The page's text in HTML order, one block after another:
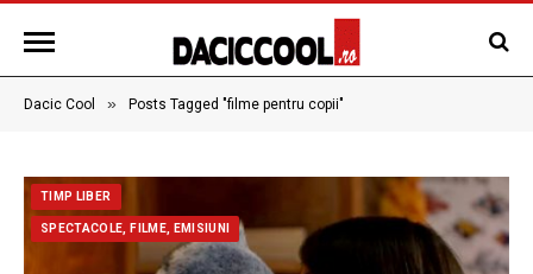
Dacic Cool » Posts Tagged "filme pentru copii"
TIMP LIBER
SPECTACOLE, FILME, EMISIUNI